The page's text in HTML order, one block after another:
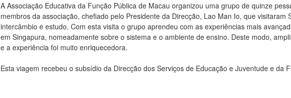
A Associação Educativa da Função Pública de Macau organizou uma grupo de quinze
membros da associação, chefiado pelo Presidente da Direcção, Lao Man Io, que visitaram
intercâmbio e estudo. Com esta visita o grupo aprendeu com as experiências mais
em Singapura, nomeadamente sobre o sistema e o ambiente de ensino. Deste modo,
e a experiência foi muito enriquecedora.
Esta viagem recebeu o subsídio da Direcção dos Serviços de Educação e Juventude e da